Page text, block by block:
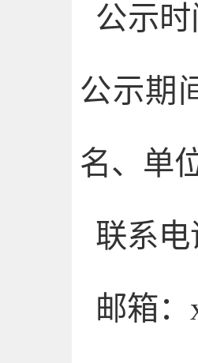
公示
公示期
名、单
联系电
邮箱：